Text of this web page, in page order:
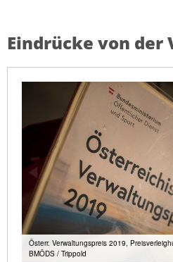
Eindrücke von der
Österr. Verwaltungspreis 2019,
BMÖDS / Trippold